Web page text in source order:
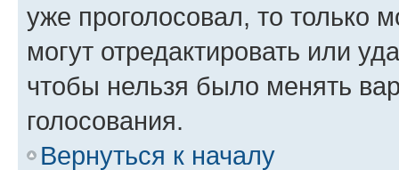
уже проголосовал, то только
могут отредактировать или
чтобы нельзя было менять
голосования.
Вернуться к началу